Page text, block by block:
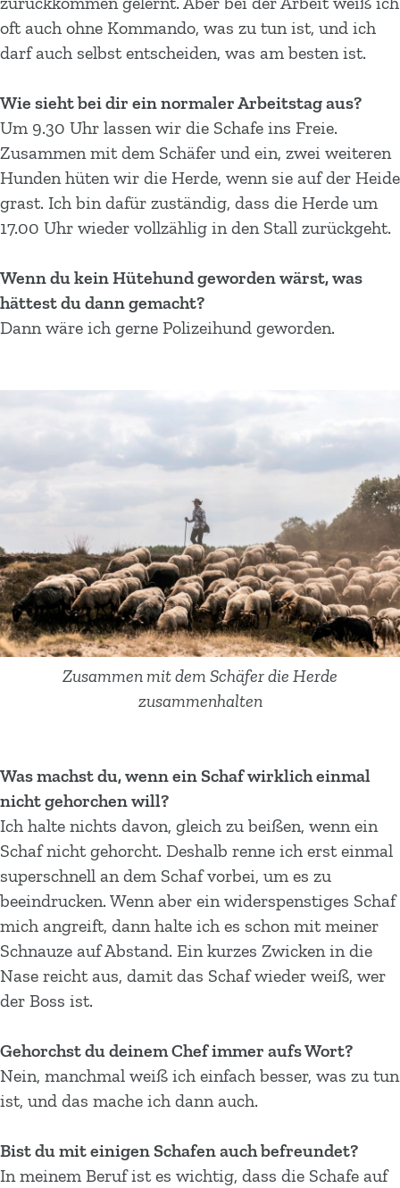
oft auch ohne Kommando, was zu tun ist, und ich
darf auch selbst entscheiden, was am besten ist.
Wie sieht bei dir ein normaler Arbeitstag aus?
Um 9.30 Uhr lassen wir die Schafe ins Freie.
Zusammen mit dem Schäfer und ein, zwei weiteren
Hunden hüten wir die Herde, wenn sie auf der Heide
grast. Ich bin dafür zuständig, dass die Herde um
17.00 Uhr wieder vollzählig in den Stall zurückgeht.
Wenn du kein Hütehund geworden wärst, was
hättest du dann gemacht?
Dann wäre ich gerne Polizeihund geworden.
Zusammen mit dem Schäfer die Herde
zusammenhalten
Was machst du, wenn ein Schaf wirklich einmal
nicht gehorchen will?
Ich halte nichts davon, gleich zu beißen, wenn ein
Schaf nicht gehorcht. Deshalb renne ich erst einmal
superschnell an dem Schaf vorbei, um es zu
beeindrucken. Wenn aber ein widerspenstiges Schaf
mich angreift, dann halte ich es schon mit meiner
Schnauze auf Abstand. Ein kurzes Zwicken in die
Nase reicht aus, damit das Schaf wieder weiß, wer
der Boss ist.
Gehorchst du deinem Chef immer aufs Wort?
Nein, manchmal weiß ich einfach besser, was zu tun
ist, und das mache ich dann auch.
Bist du mit einigen Schafen auch befreundet?
In meinem Beruf ist es wichtig, dass die Schafe auf